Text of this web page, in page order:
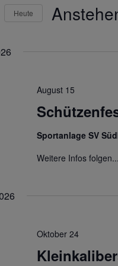
Heute
August 15
Sportanlage SV
Weitere Infos folgen...
Oktober 24